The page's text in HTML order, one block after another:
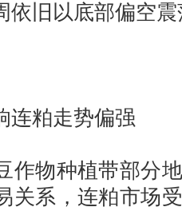
依旧以底部偏空
粕走势偏强
物种植带部分地
关系，连粕市场